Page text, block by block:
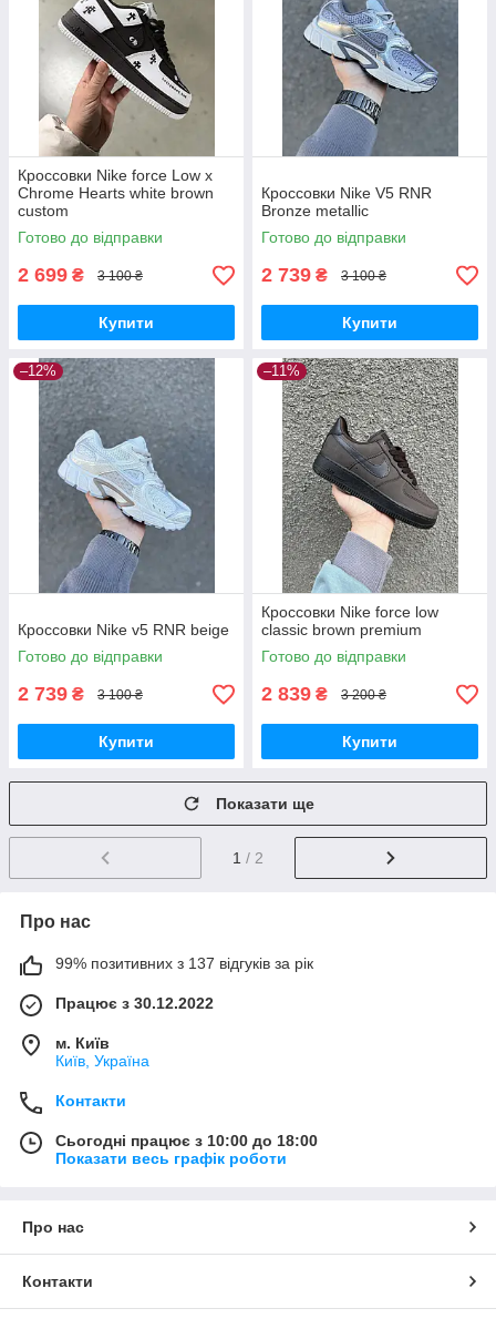
Кроссовки Nike force Low x
Chrome Hearts white brown
custom
Готово до відправки
2 699 ₴ 3 100 ₴
Купити
Кроссовки Nike V5 RNR
Bronze metallic
Готово до відправки
2 739 ₴ 3 100 ₴
Купити
–12%
Кроссовки Nike v5 RNR beige
Готово до відправки
2 739 ₴ 3 100 ₴
Купити
–11%
Кроссовки Nike force low
classic brown premium
Готово до відправки
2 839 ₴ 3 200 ₴
Купити
Показати ще
1 / 2
Про нас
99% позитивних з 137 відгуків за рік
Працює з 30.12.2022
м. Київ
Київ, Україна
Контакти
Сьогодні працює з 10:00 до 18:00
Показати весь графік роботи
Про нас
Контакти